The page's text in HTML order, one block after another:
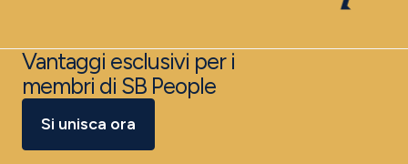
Vantaggi esclusivi per i
membri di SB People
Si unisca ora